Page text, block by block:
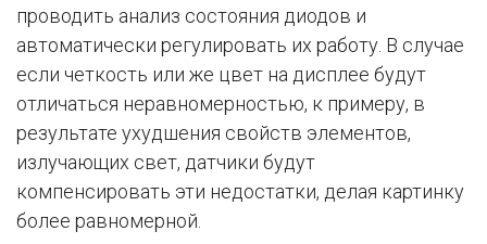
проводить анализ состояния диодов и
автоматически регулировать их работу. В случае
если четкость или же цвет на дисплее будут
отличаться неравномерностью, к примеру, в
результате ухудшения свойств элементов,
излучающих свет, датчики будут
компенсировать эти недостатки, делая картинку
более равномерной.